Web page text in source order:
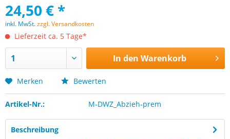
24,50 € *
inkl. MwSt.zzgl. Versandkosten
Lieferzeit ca. 5 Tage*
In den Warenkorb
Merken Bewerten
Artikel-Nr.: M-DWZ_Abzieh-prem
Beschreibung